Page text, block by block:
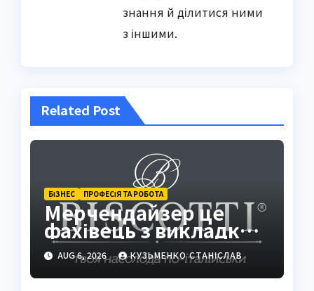
знання й ділитися ними
з іншими.
Related Post
БІЗНЕС ПРОФЕСІЯ ТА РОБОТА
Мерчендайзер це
фахівець з викладки
товарів
AUG 6, 2026 КУЗЬМЕНКО СТАНІСЛАВ